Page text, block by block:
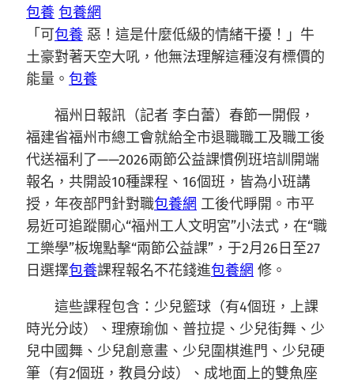
包養 包養網
「可包養 惡！這是什麼低級的情緒干擾！」牛
土豪對著天空大吼，他無法理解這種沒有標價的
能量。 包養
福州日報訊（記者 李白蕾）春節一開假，
福建省福州市總工會就給全市退職職工及職工後
代送福利了——2026兩節公益課慣例班培訓開端
報名，共開設10種課程、16個班，皆為小班講
授，年夜部門針對職包養網 工後代睜開。市平
易近可追蹤關心“福州工人文明宮”小法式，在“職
工樂學”板塊點擊“兩節公益課”，于2月26日至27
日選擇包養課程報名不花錢進包養網 修。
這些課程包含：少兒籃球（有4個班，上課
時光分歧）、理療瑜伽、普拉提、少兒街舞、少
兒中國舞、少兒創意畫、少兒圍棋進門、少兒硬
筆（有2個班，教員分歧）、成地面上的雙魚座